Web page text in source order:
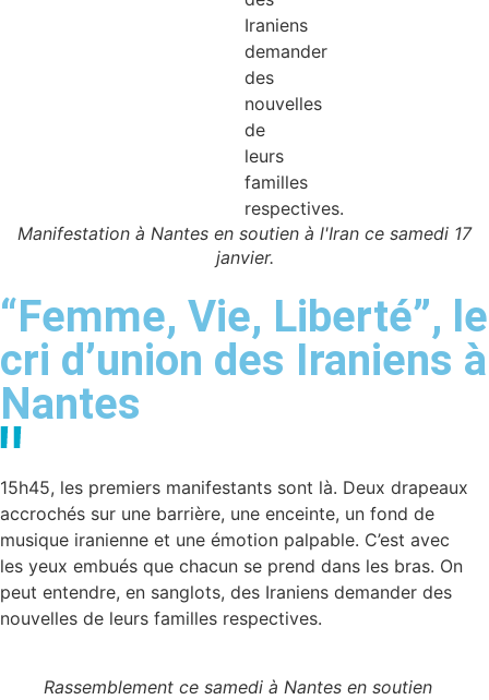
Manifestation à Nantes en soutien à l'Iran ce samedi 17
janvier.
“Femme, Vie, Liberté”, le
cri d’union des Iraniens à
Nantes
15h45, les premiers manifestants sont là. Deux drapeaux
accrochés sur une barrière, une enceinte, un fond de
musique iranienne et une émotion palpable. C’est avec
les yeux embués que chacun se prend dans les bras. On
peut entendre, en sanglots, des Iraniens demander des
nouvelles de leurs familles respectives.
Rassemblement ce samedi à Nantes en soutien